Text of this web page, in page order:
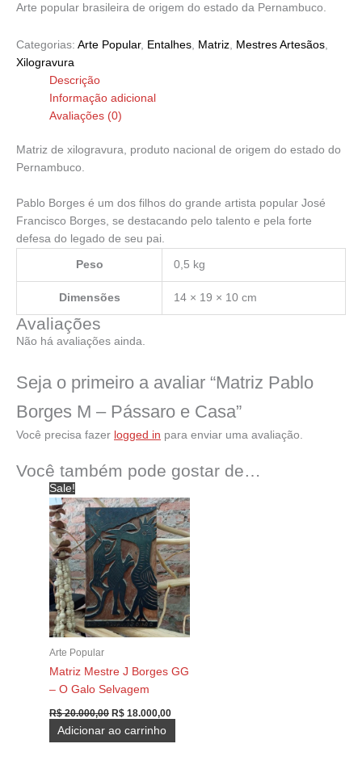
Arte popular brasileira de origem do estado da Pernambuco.
Categorias: Arte Popular, Entalhes Matriz Mestres Artesãos
Xilogravura
Descrição
Informação adicional
Avaliações (0)
Matriz de xilogravura, produto nacional de origem do estado do
Pernambuco.
Pablo Borges é um dos filhos do grande artista popular José
Francisco Borges, se destacando pelo talento e pela forte
defesa do legado de seu pai.
Peso 0,5 kg
Dimensões 14 × 19 × 10 cm
Avaliações
Não há avaliações ainda.
Seja o primeiro a avaliar “Matriz Pablo
Borges M – Pássaro e Casa”
Você precisa fazer logged in para enviar uma avaliação.
Você também pode gostar de…
Sale!
Arte Popular
Matriz Mestre J Borges GG
– O Galo Selvagem
R$20.000,00 O
original
R$ 18.000,00O
Adicionar ao carrinho